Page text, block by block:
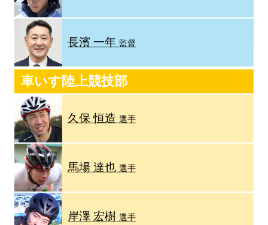
長濱 一年 監督
車いす陸上競技部
久保 恒造選手
馬場 達也選手
岸澤 宏樹選手